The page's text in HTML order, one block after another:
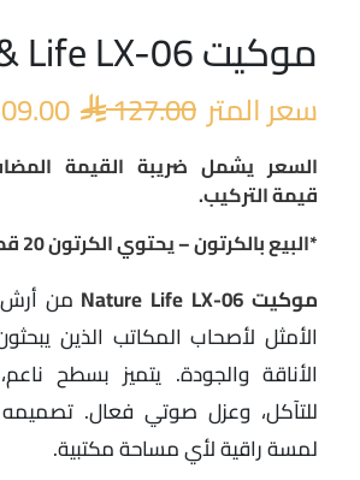
موكيت Nature & Life LX-06
سعر المتر 127.00
السعر
هو:
السعر يشمل ضريبة القيمة
قيمة التركيب.
*البيع بالكرتون – يحتوي الكرتون 20 قطعة (60 * 60)
موكيت Nature Life LX-06
من أرش
الأمثل لأصحاب المكاتب الذين
الأناقة والجودة. يتميز بسطح
للتآكل، وعزل صوتي فعال.
لمسة راقية لأي مساحة مكتبية.